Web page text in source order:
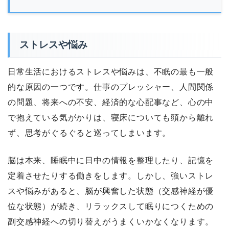
ストレスや悩み
日常生活におけるストレスや悩みは、不眠の最も一般
的な原因の一つです。仕事のプレッシャー、人間関係
の問題、将来への不安、経済的な心配事など、心の中
で抱えている気がかりは、寝床についても頭から離れ
ず、思考がぐるぐると巡ってしまいます。
脳は本来、睡眠中に日中の情報を整理したり、記憶を
定着させたりする働きをします。しかし、強いストレ
スや悩みがあると、脳が興奮した状態（交感神経が優
位な状態）が続き、リラックスして眠りにつくための
副交感神経への切り替えがうまくいかなくなります。